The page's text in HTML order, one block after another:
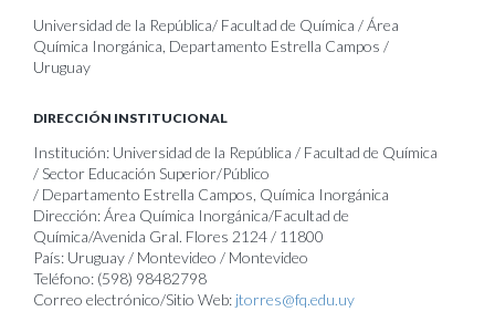
Universidad de la República/ Facultad de Química / Área
Química Inorgánica, Departamento Estrella Campos /
Uruguay
DIRECCIÓN INSTITUCIONAL
Institución: Universidad de la República / Facultad de Química
/ Sector Educación Superior/Público
/ Departamento Estrella Campos, Química Inorgánica
Dirección: Área Química Inorgánica/Facultad de
Química/Avenida Gral. Flores 2124 / 11800
País: Uruguay / Montevideo / Montevideo
Teléfono: (598) 98482798
Correo electrónico/Sitio Web: jtorres@fq.edu.uy